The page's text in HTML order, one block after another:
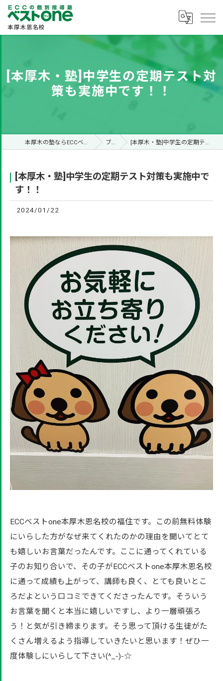
[本厚木・塾]中学生の定期テスト対
策も実施中です！！
本厚木の塾ならECCベストone本厚木恩名校 ブログ [本厚木・塾]中学生の定期テスト対策も実施中です！！
[本厚木・塾]中学生の定期テスト対策も実施中で
す！！
2024/01/22
ECCベストone本厚木恩名校の福住です。この前無料体験
にいらした方がなぜ来てくれたのかの理由を聞いてとて
も嬉しいお言葉だったんです。ここに通ってくれている
子のお知り合いで、その子がECCベストone本厚木恩名校
に通って成績も上がって、講師も良く、とても良いとこ
ろだよという口コミできてくださったんです。そういう
お言葉を聞くと本当に嬉しいですし、より一層頑張ろ
う！と気が引き締まります。そう思って頂ける生徒がた
くさん増えるよう指導していきたいと思います！ぜひ一
度体験しにいらして下さい(^_-)-☆